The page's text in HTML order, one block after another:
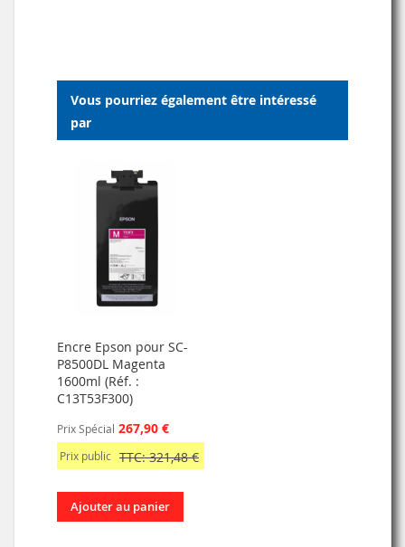
D’ENVIE
Vous pourriez également être intéressé
par
Encre Epson pour SC-
P8500DL Magenta
1600ml (Réf. :
C13T53F300)
Prix Spécial 267,90 €
Prix public TTC: 321,48 €
Ajouter au panier